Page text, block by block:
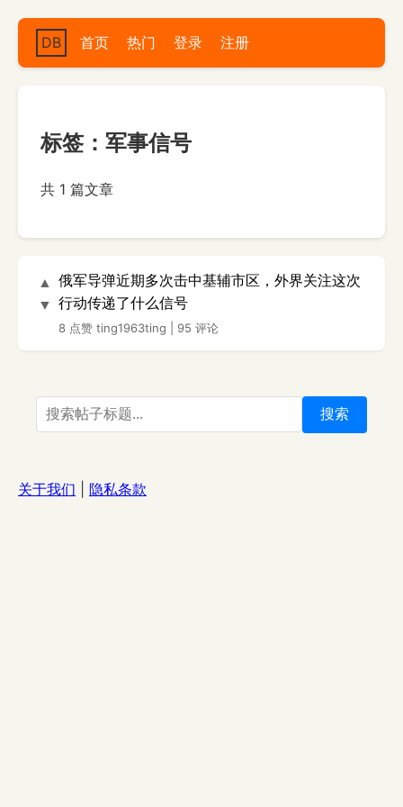
DB 首页 热门 登录 注册
标签：军事信号
共 1 篇文章
▲
▼
俄军导弹近期多次击中基辅市区，外界关注这次
行动传递了什么信号
8 点赞 ting1963ting 95 评论
搜索
关于我们 隐私条款